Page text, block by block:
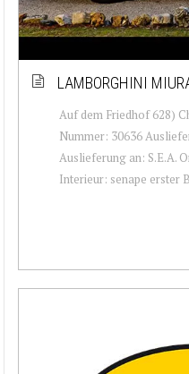
LAMBORGHINI
Auf dem Friedhof 628)
Nummer: 30636
Auslieferung an: S.E.A.
Interieur: senape erster